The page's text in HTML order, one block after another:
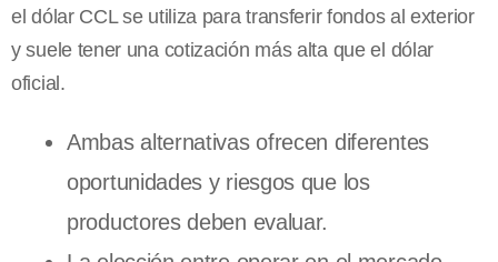
el dólar CCL se utiliza para transferir fondos al exterior
y suele tener una cotización más alta que el dólar
oficial.
Ambas alternativas ofrecen diferentes
oportunidades y riesgos que los
productores deben evaluar.